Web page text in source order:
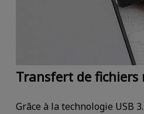
Transfert de fichiers
Grâce à la technologie USB